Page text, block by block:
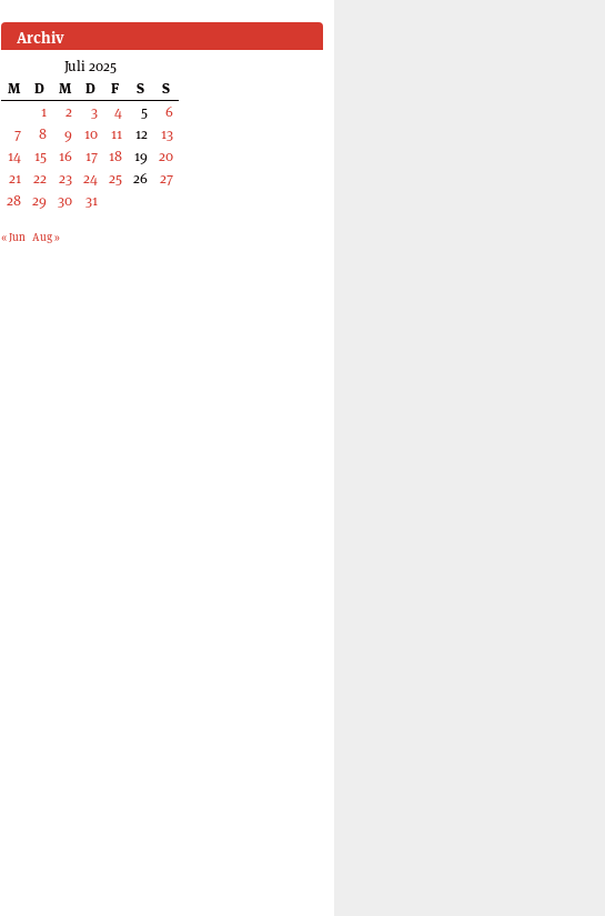
Archiv
Juli 2025
M
D M D F S
S
1
2 3 4 5
6
7
8 9 10 11 12
13
14
15 16 17 18 19 20
21
22 23 24 25 26
27
28 29 30 31
« Jun Aug »